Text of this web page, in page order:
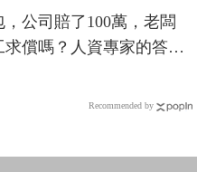
，公司賠了100萬，老闆
求償嗎？人資專家的答案
Recommended by